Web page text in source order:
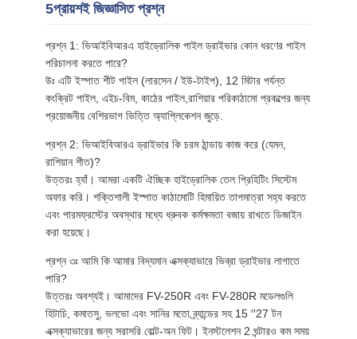
5প্রায়শই জিজ্ঞাসিত প্রশ্ন
প্রশ্ন 1: ভিআইবিআরএ হাইড্রোলিক পাইল ড্রাইভার কোন ধরণের পাইল
পরিচালনা করতে পারে?
উঃ এটি ইস্পাত শীট পাইল (লারসেন / ইউ-টাইপ), 12 মিটার পর্যন্ত
কংক্রিট পাইল, এইচ-বিম, কাঠের পাইল,রাশিয়ার পরিকাঠামো প্রকল্পের জন্য
প্রয়োজনীয় বেশিরভাগ ভিত্তি অ্যাপ্লিকেশন জুড়ে.
প্রশ্ন 2: ভিআইবিআরএ ড্রাইভার কি চরম ঠান্ডায় কাজ করে (যেমন,
রাশিয়ান শীত)?
উত্তরঃ হ্যাঁ। আমরা একটি ঐচ্ছিক হাইড্রোলিক তেল প্রিহিটিং সিস্টেম
অফার করি। শক্তিশালী ইস্পাত কাঠামোটি হিমায়িত তাপমাত্রা সহ্য করতে
এবং পারমফ্রস্টের অবস্থার মধ্যে ধ্রুবক কর্মক্ষমতা বজায় রাখতে ডিজাইন
করা হয়েছে।
প্রশ্ন ৩ঃ আমি কি আমার বিদ্যমান এক্সক্যাভারে ভিব্রা ড্রাইভার লাগাতে
পারি?
উত্তরঃ অবশ্যই। আমাদের FV-250R এবং FV-280R মডেলগুলি
হিটাচি, কমাতসু, ভলভো এবং সানির মতো ব্র্যান্ডের সহ 15 ′′27 টন
এক্সক্যাভারের জন্য সরাসরি বোল্ট-অন ফিট। ইনস্টলেশন 2 ঘন্টারও কম সময়